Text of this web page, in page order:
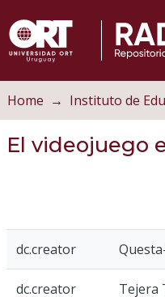
Home Instituto de
El videojuego
dc.creator
dc.creator Tejera